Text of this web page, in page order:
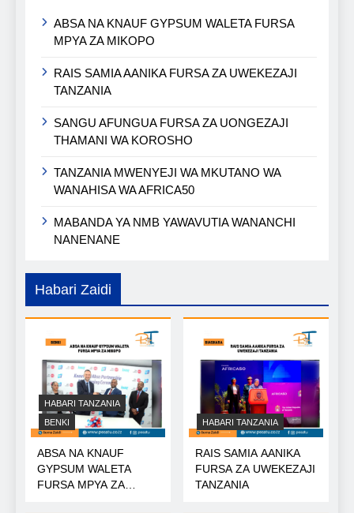
ABSA NA KNAUF GYPSUM WALETA FURSA
MPYA ZA MIKOPO
RAIS SAMIA AANIKA FURSA ZA UWEKEZAJI
TANZANIA
SANGU AFUNGUA FURSA ZA UONGEZAJI
THAMANI WA KOROSHO
TANZANIA MWENYEJI WA MKUTANO WA
WANAHISA WA AFRICA50
MABANDA YA NMB YAWAVUTIA WANANCHI
NANENANE
Habari Zaidi
HABARI TANZANIA
BENKI
ABSA NA KNAUF
GYPSUM WALETA
FURSA MPYA ZA
HABARI TANZANIA
RAIS SAMIA AANIKA
FURSA ZA UWEKEZAJI
TANZANIA